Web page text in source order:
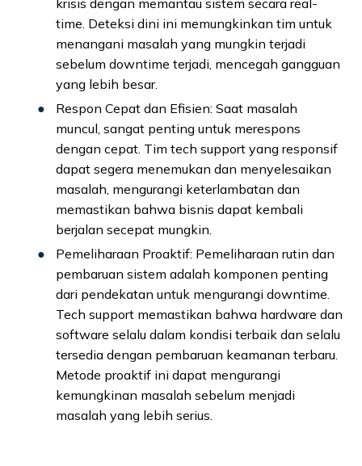
krisis dengan memantau sistem secara real-
time. Deteksi dini ini memungkinkan tim untuk
menangani masalah yang mungkin terjadi
sebelum downtime terjadi, mencegah gangguan
yang lebih besar.
Respon Cepat dan Efisien: Saat masalah
muncul, sangat penting untuk merespons
dengan cepat. Tim tech support yang responsif
dapat segera menemukan dan menyelesaikan
masalah, mengurangi keterlambatan dan
memastikan bahwa bisnis dapat kembali
berjalan secepat mungkin.
Pemeliharaan Proaktif: Pemeliharaan rutin dan
pembaruan sistem adalah komponen penting
dari pendekatan untuk mengurangi downtime.
Tech support memastikan bahwa hardware dan
software selalu dalam kondisi terbaik dan selalu
tersedia dengan pembaruan keamanan terbaru.
Metode proaktif ini dapat mengurangi
kemungkinan masalah sebelum menjadi
masalah yang lebih serius.